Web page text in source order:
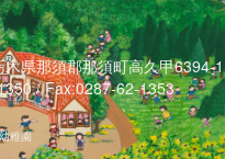
県那須郡那須町高久甲6394-1
/ Fax:0287-62-1353
稚園